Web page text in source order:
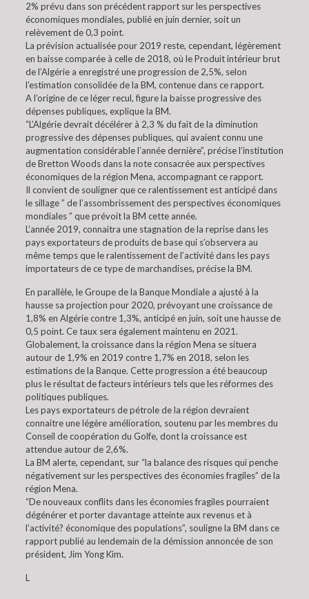
2% prévu dans son précédent rapport sur les perspectives
économiques mondiales, publié en juin dernier, soit un
relèvement de 0,3 point.
La prévision actualisée pour 2019 reste, cependant, légèrement
en baisse comparée à celle de 2018, où le Produit intérieur brut
de l’Algérie a enregistré une progression de 2,5%, selon
l’estimation consolidée de la BM, contenue dans ce rapport.
A l’origine de ce léger recul, figure la baisse progressive des
dépenses publiques, explique la BM.
“L’Algérie devrait décélérer à 2,3 % du fait de la diminution
progressive des dépenses publiques, qui avaient connu une
augmentation considérable l’année dernière”, précise l’institution
de Bretton Woods dans la note consacrée aux perspectives
économiques de la région Mena, accompagnant ce rapport.
Il convient de souligner que ce ralentissement est anticipé dans
le sillage ” de l’assombrissement des perspectives économiques
mondiales ” que prévoit la BM cette année.
L’année 2019, connaitra une stagnation de la reprise dans les
pays exportateurs de produits de base qui s’observera au
même temps que le ralentissement de l’activité dans les pays
importateurs de ce type de marchandises, précise la BM.
En parallèle, le Groupe de la Banque Mondiale a ajusté à la
hausse sa projection pour 2020, prévoyant une croissance de
1,8% en Algérie contre 1,3%, anticipé en juin, soit une hausse de
0,5 point. Ce taux sera également maintenu en 2021.
Globalement, la croissance dans la région Mena se situera
autour de 1,9% en 2019 contre 1,7% en 2018, selon les
estimations de la Banque. Cette progression a été beaucoup
plus le résultat de facteurs intérieurs tels que les réformes des
politiques publiques.
Les pays exportateurs de pétrole de la région devraient
connaitre une légère amélioration, soutenu par les membres du
Conseil de coopération du Golfe, dont la croissance est
attendue autour de 2,6%.
La BM alerte, cependant, sur “la balance des risques qui penche
négativement sur les perspectives des économies fragiles” de la
région Mena.
“De nouveaux conflits dans les économies fragiles pourraient
dégénérer et porter davantage atteinte aux revenus et à
l’activité? économique des populations”, souligne la BM dans ce
rapport publié au lendemain de la démission annoncée de son
président, Jim Yong Kim.
L